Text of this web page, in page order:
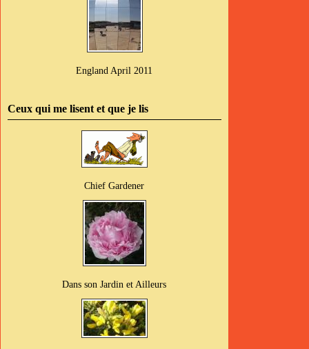
England April 2011
Ceux qui me lisent et que je lis
Chief Gardener
Dans son Jardin et Ailleurs